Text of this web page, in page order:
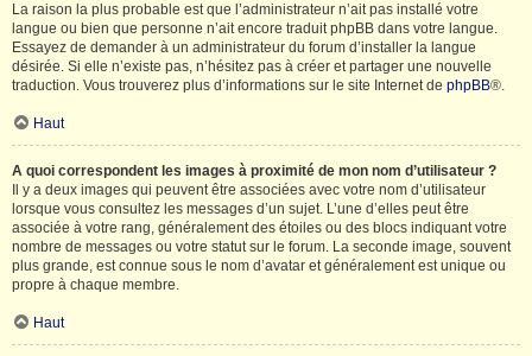
La raison la plus probable est que l’administrateur n’ait pas installé votre
langue ou bien que personne n’ait encore traduit phpBB dans votre langue.
Essayez de demander à un administrateur du forum d’installer la langue
désirée. Si elle n’existe pas, n’hésitez pas à créer et partager une nouvelle
traduction. Vous trouverez plus d’informations sur le site Internet de phpBB®.
Haut
A quoi correspondent les images à proximité de mon nom d’utilisateur ?
Il y a deux images qui peuvent être associées avec votre nom d’utilisateur
lorsque vous consultez les messages d’un sujet. L’une d’elles peut être
associée à votre rang, généralement des étoiles ou des blocs indiquant votre
nombre de messages ou votre statut sur le forum. La seconde image, souvent
plus grande, est connue sous le nom d’avatar et généralement est unique ou
propre à chaque membre.
Haut